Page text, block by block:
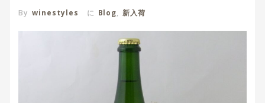
By winestyles に Blog, 新入荷